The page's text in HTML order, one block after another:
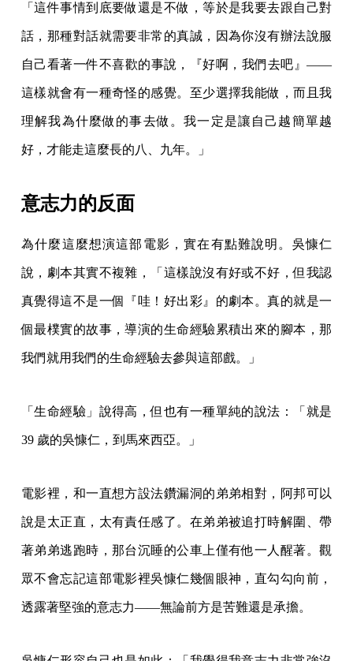
「這件事情到底要做還是不做，等於是我要去跟自己對
話，那種對話就需要非常的真誠，因為你沒有辦法說服
自己看著一件不喜歡的事說，『好啊，我們去吧』——
這樣就會有一種奇怪的感覺。至少選擇我能做，而且我
理解我為什麼做的事去做。我一定是讓自己越簡單越
好，才能走這麼長的八、九年。」
意志力的反面
為什麼這麼想演這部電影，實在有點難說明。吳慷仁
說，劇本其實不複雜，「這樣說沒有好或不好，但我認
真覺得這不是一個『哇！好出彩』的劇本。真的就是一
個最樸實的故事，導演的生命經驗累積出來的腳本，那
我們就用我們的生命經驗去參與這部戲。」
「生命經驗」說得高，但也有一種單純的說法：「就是
39 歲的吳慷仁，到馬來西亞。」
電影裡，和一直想方設法鑽漏洞的弟弟相對，阿邦可以
說是太正直，太有責任感了。在弟弟被追打時解圍、帶
著弟弟逃跑時，那台沉睡的公車上僅有他一人醒著。觀
眾不會忘記這部電影裡吳慷仁幾個眼神，直勾勾向前，
透露著堅強的意志力——無論前方是苦難還是承擔。